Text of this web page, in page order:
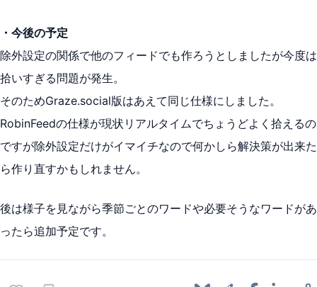
・今後の予定
除外設定の関係で他のフィードでも作ろうとしましたが今度は
拾いすぎる問題が発生。
そのためGraze.social版はあえて同じ仕様にしました。
RobinFeedの仕様が現状リアルタイムでちょうどよく拾えるの
ですが除外設定だけがイマイチなので何かしら解決策が出来た
ら作り直すかもしれません。
後は様子を見ながら季節ごとのワードや必要そうなワードがあ
ったら追加予定です。